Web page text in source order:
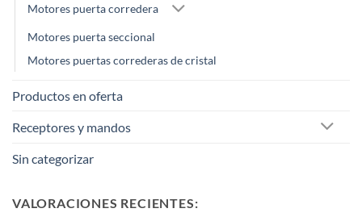
Motores puerta corredera
Motores puerta seccional
Motores puertas correderas de cristal
Productos en oferta
Receptores y mandos
Sin categorizar
VALORACIONES RECIENTES: